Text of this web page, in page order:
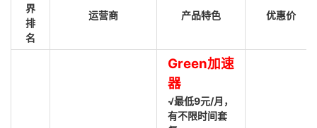
界
排
名
运营商 产品特色 优惠价
Green加速
器
√最低9元/月，
有不限时间套